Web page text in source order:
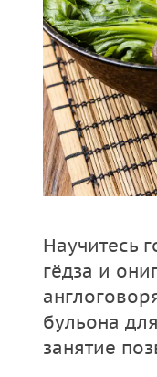
Научитесь
гёдза и
бульона
занятие